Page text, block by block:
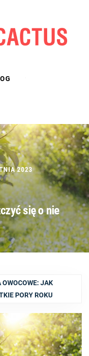
2023
się o nie
OWOCOWE: JAK
PORY ROKU